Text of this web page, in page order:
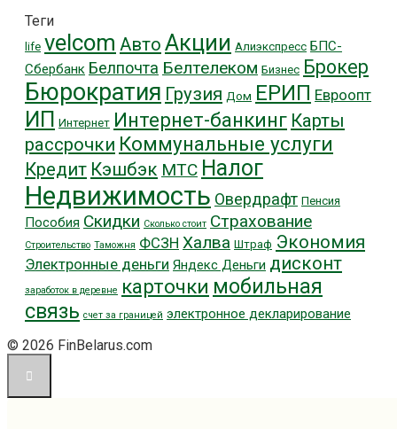
Теги
life velcom Авто Акции Алиэкспресс БПС-
Сбербанк Белпочта Белтелеком Бизнес Брокер
Бюрократия Грузия Дом ЕРИП Евроопт
ИП Интернет Интернет-банкинг Карты
рассрочки Коммунальные услуги
Кредит Кэшбэк МТС Налог
Недвижимость Овердрафт Пенсия
Пособия Скидки Сколько стоит Страхование
Строительство Таможня ФСЗН Халва Штраф Экономия
Электронные деньги Яндекс Деньги дисконт
заработок в деревне карточки мобильная
связь счет за границей электронное декларирование
© 2026 FinBelarus.com